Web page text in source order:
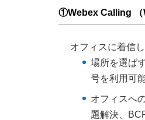
①Webex Calling （
オフィスに着信
場所を選ば
号を利用可
オフィスへ
題解決、